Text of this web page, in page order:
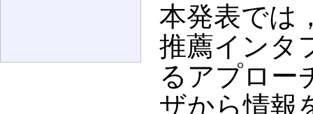
本発表では
推薦インタ
るアプロー
ザから情報